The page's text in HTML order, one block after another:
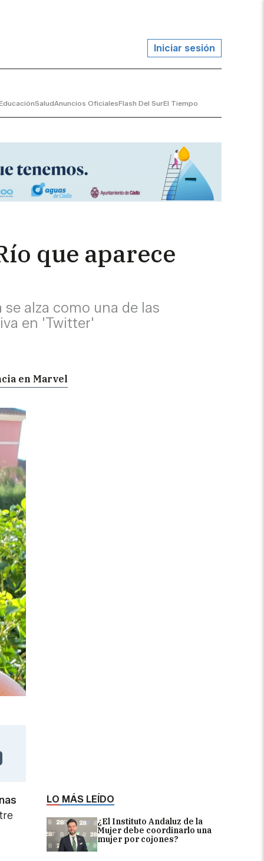
Iniciar sesión
SaludAnuncios OficialesFlash Del SurEl Tiempo
que aparece
alza como una de las
en 'Twitter'
en Marvel
LO MÁS LEÍDO
¿El Instituto Andaluz de la
Mujer debe coordinarlo una
mujer por cojones?